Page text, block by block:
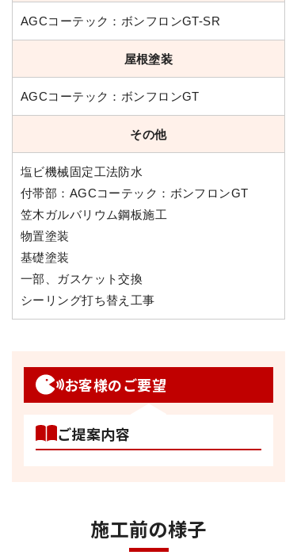
AGCコーテック：ボンフロンGT-SR
屋根塗装
AGCコーテック：ボンフロンGT
その他
塩ビ機械固定工法防水
付帯部：AGCコーテック：ボンフロンGT
笠木ガルバリウム鋼板施工
物置塗装
基礎塗装
一部、ガスケット交換
シーリング打ち替え工事
お客様のご要望
ご提案内容
施工前の様子